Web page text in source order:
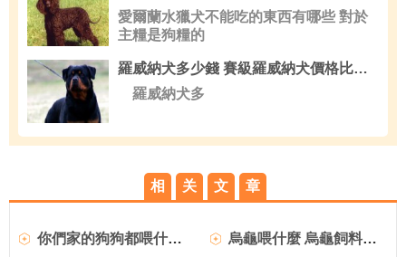
愛爾蘭水獵犬不能吃的東西有哪些 對於
主糧是狗糧的
羅威納犬多少錢 賽級羅威納犬價格比較高
羅威納犬多
相 关 文 章
你們家的狗狗都喂什麼狗糧？ 烏龜喂什麼 烏龜飼料投喂需要注意的事項